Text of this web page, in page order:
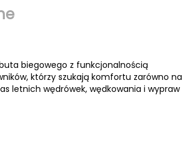
biegowego z funkcjonalnością
którzy szukają komfortu zarówno na
letnich wędrówek, wędkowania i wypraw